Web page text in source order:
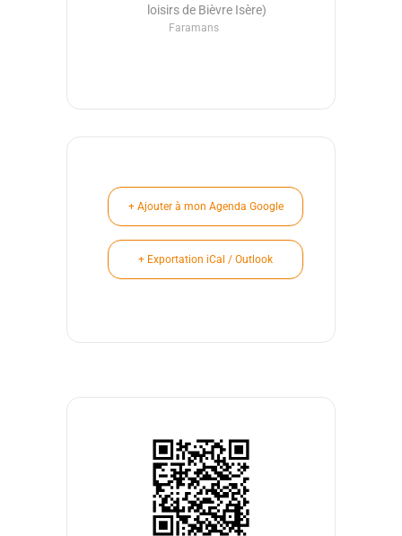
loisirs de Bièvre Isère)
Faramans
+ Ajouter à mon Agenda Google
+ Exportation iCal / Outlook